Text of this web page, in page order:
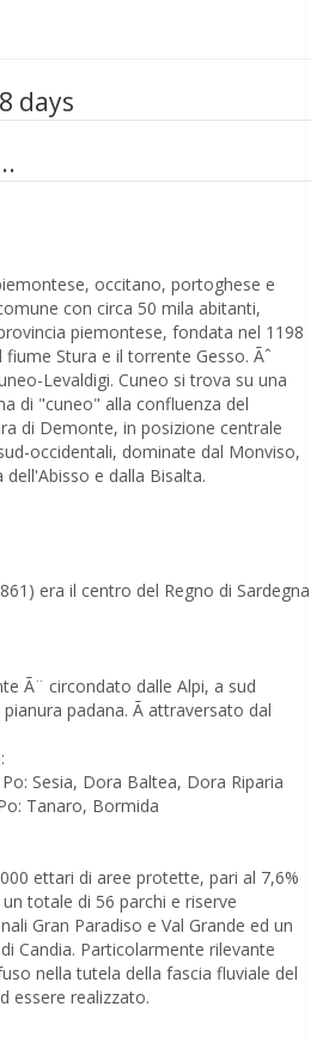
days
occitano, portoghese e
con circa 50 mila abitanti,
piemontese, fondata nel 1198
Stura e il torrente Gesso. Ãˆ
Levaldigi. Cuneo si trova su una
di "cuneo" alla confluenza del
di Demonte, in posizione centrale
occidentali, dominate dal Monviso,
e dalla Bisalta.
era il centro del Regno di Sardegna
Ã¨ circondato dalle Alpi, a sud
Ã attraversato dal
Sesia, Dora Baltea, Dora Riparia
Tanaro, Bormida
ettari di aree protette, pari al 7,6%
totale di 56 parchi e riserve
Candia. Particolarmente rilevante
nella tutela della fascia fluviale del
essere realizzato.